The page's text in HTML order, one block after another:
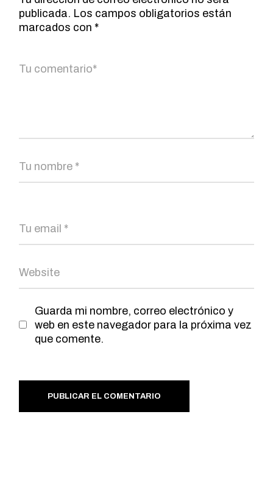
publicada. Los campos obligatorios están
marcados con *
Guarda mi nombre, correo electrónico y
web en este navegador para la próxima vez
que comente.
PUBLICAR EL COMENTARIO